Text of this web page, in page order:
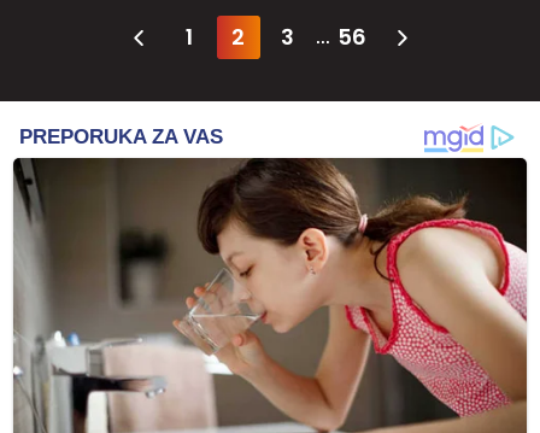
1 2 3 ... 56